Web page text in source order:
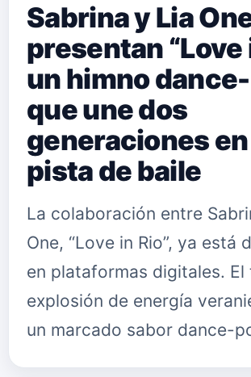
Sabrina y Lia
presentan “Love
un himno
que une dos
generaciones
pista de baile
La colaboración entre
One, “Love in Rio”, ya está
en plataformas digitales. El
explosión de energía
un marcado sabor dance-